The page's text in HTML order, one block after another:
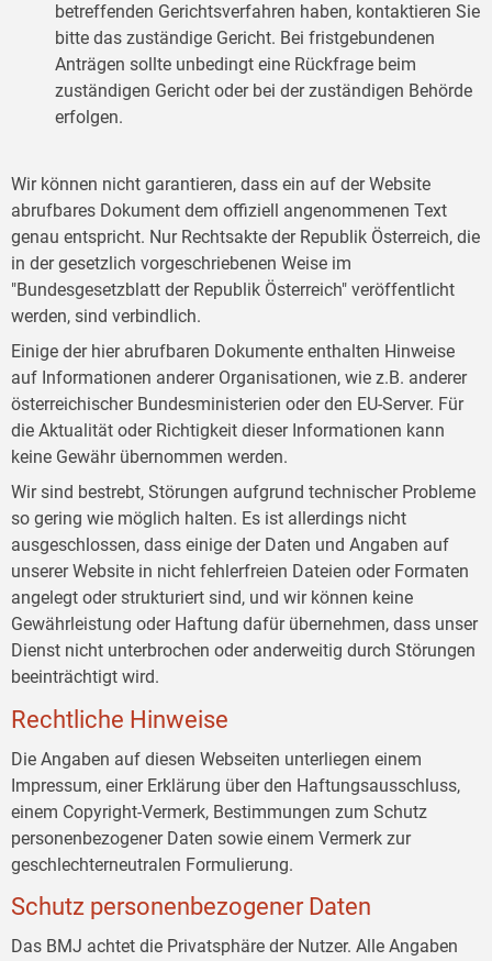
betreffenden Gerichtsverfahren haben, kontaktieren Sie
bitte das zuständige Gericht. Bei fristgebundenen
Anträgen sollte unbedingt eine Rückfrage beim
zuständigen Gericht oder bei der zuständigen Behörde
erfolgen.
Wir können nicht garantieren, dass ein auf der Website
abrufbares Dokument dem offiziell angenommenen Text
genau entspricht. Nur Rechtsakte der Republik Österreich, die
in der gesetzlich vorgeschriebenen Weise im
"Bundesgesetzblatt der Republik Österreich" veröffentlicht
werden, sind verbindlich.
Einige der hier abrufbaren Dokumente enthalten Hinweise
auf Informationen anderer Organisationen, wie z.B. anderer
österreichischer Bundesministerien oder den EU-Server. Für
die Aktualität oder Richtigkeit dieser Informationen kann
keine Gewähr übernommen werden.
Wir sind bestrebt, Störungen aufgrund technischer Probleme
so gering wie möglich halten. Es ist allerdings nicht
ausgeschlossen, dass einige der Daten und Angaben auf
unserer Website in nicht fehlerfreien Dateien oder Formaten
angelegt oder strukturiert sind, und wir können keine
Gewährleistung oder Haftung dafür übernehmen, dass unser
Dienst nicht unterbrochen oder anderweitig durch Störungen
beeinträchtigt wird.
Rechtliche Hinweise
Die Angaben auf diesen Webseiten unterliegen einem
Impressum, einer Erklärung über den Haftungsausschluss,
einem Copyright-Vermerk, Bestimmungen zum Schutz
personenbezogener Daten sowie einem Vermerk zur
geschlechterneutralen Formulierung.
Schutz personenbezogener Daten
Das BMJ achtet die Privatsphäre der Nutzer. Alle Angaben